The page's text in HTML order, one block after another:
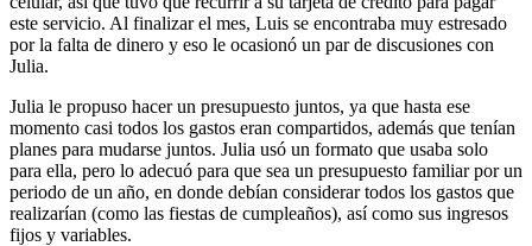
este servicio. Al finalizar el mes, Luis se encontraba muy estresado
por la falta de dinero y eso le ocasionó un par de discusiones con
Julia.
Julia le propuso hacer un presupuesto juntos, ya que hasta ese
momento casi todos los gastos eran compartidos, además que tenían
planes para mudarse juntos. Julia usó un formato que usaba solo
para ella, pero lo adecuó para que sea un presupuesto familiar por un
periodo de un año, en donde debían considerar todos los gastos que
realizarían (como las fiestas de cumpleaños), así como sus ingresos
fijos y variables.